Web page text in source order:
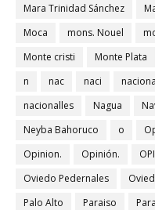
Mara Trinidad Sánchez
Moca
mons. Nouel
Monte cristi
Monte Plata
n
nac naci
nacionalles
Nagua
Neyba Bahoruco
o
Opinion.
Opinión.
Oviedo Pedernales
Palo Alto
Paraiso